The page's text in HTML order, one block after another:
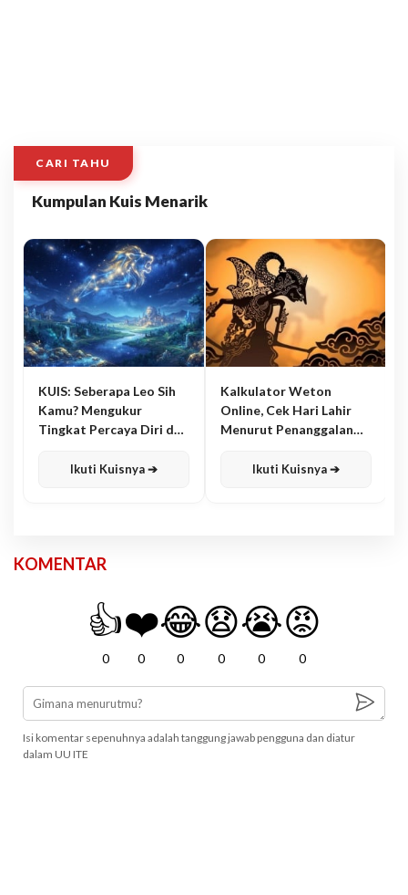
CARI TAHU
Kumpulan Kuis Menarik
KUIS: Seberapa Leo Sih
Kamu? Mengukur
Tingkat Percaya Diri dan
Ikuti Kuisnya ➔
Kalkulator Weton
Online, Cek Hari Lahir
Menurut Penanggalan
Ikuti Kuisnya ➔
KOMENTAR
👍
0
❤️
0
😂
0
😧
0
😭
0
😡
0
Isi komentar sepenuhnya adalah tanggung jawab pengguna dan diatur
dalam UU ITE